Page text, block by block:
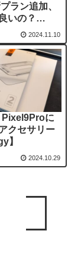
ラン追加、
いの？
楽天モバ
2024.11.10
Pixel9Proに
クセサリー
】
2024.10.29